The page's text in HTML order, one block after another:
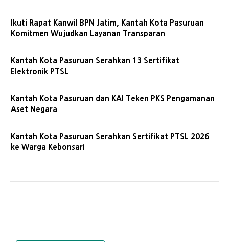
Ikuti Rapat Kanwil BPN Jatim, Kantah Kota Pasuruan
Komitmen Wujudkan Layanan Transparan
Kantah Kota Pasuruan Serahkan 13 Sertifikat
Elektronik PTSL
Kantah Kota Pasuruan dan KAI Teken PKS Pengamanan
Aset Negara
Kantah Kota Pasuruan Serahkan Sertifikat PTSL 2026
ke Warga Kebonsari